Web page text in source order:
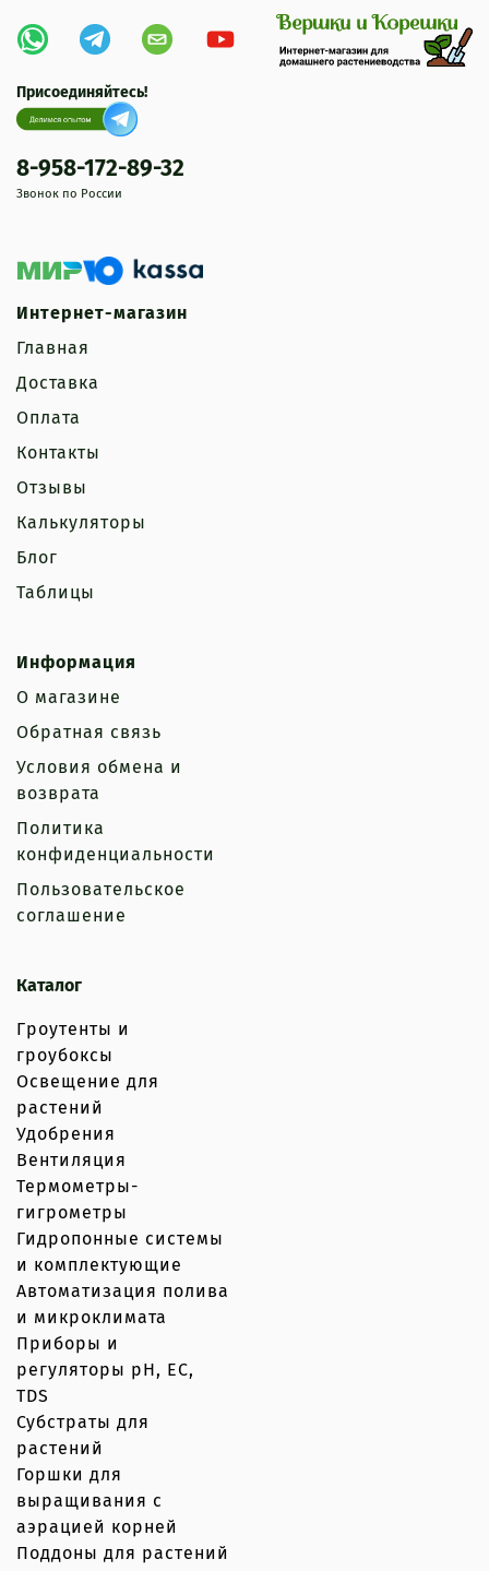
Интернет-магазин
Главная
Доставка
Оплата
Контакты
Отзывы
Калькуляторы
Блог
Таблицы
Информация
О магазине
Обратная связь
Условия обмена и
возврата
Политика
конфиденциальности
Пользовательское
соглашение
Каталог
Гроутенты и
гроубоксы
Освещение для
растений
Удобрения
Вентиляция
Термометры-
гигрометры
Гидропонные системы
и комплектующие
Автоматизация полива
и микроклимата
Приборы и
регуляторы рН, EC,
TDS
Субстраты для
растений
Горшки для
выращивания с
аэрацией корней
Поддоны для растений
Присоединяйтесь!
8-958-172-89-32
Звонок по России